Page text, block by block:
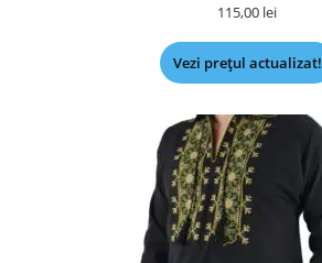
115,00 lei
Vezi prețul actualizat!